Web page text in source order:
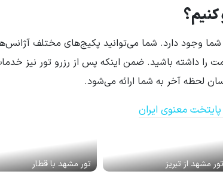
کنیم؟
وجود دارد. شما می‌توانید پکیج‌های مختلف
را داشته باشید. ضمن اینکه پس از رزرو تور نیز
لحظه آخر به شما ارائه می‌شود.
معنوی ایران
تور مشهد از تبریز تور مشهد با قطار